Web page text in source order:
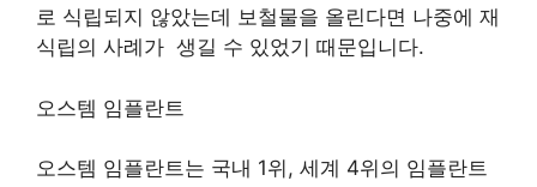
로 식립되지 않았는데 보철물을 올린다면 나중에 재
식립의 사례가 생길 수 있었기 때문입니다.
오스템 임플란트
오스템 임플란트는 국내 1위, 세계 4위의 임플란트